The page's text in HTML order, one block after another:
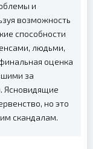
и
возможность
способности
людьми,
оценка
за
Ясновидящие
но это
скандалам.